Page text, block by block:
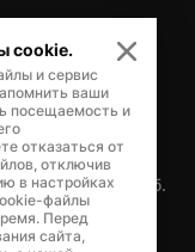
Ямало-
д.1, каб.
cookie.
и сервис
ваши
посещаемость и
отказаться от
отключив
в настройках
файлы
Перед
сайта,